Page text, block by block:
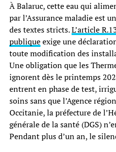
À Balaruc, cette eau qui
par l’Assurance maladie est
des textes stricts.L’article
publiqueexige une
toute modification des
Une obligation que les
ignorent dès le printemps
entrent en phase de test,
soins sans que l’Agence
Occitanie, la préfecture de
générale de la santé (DGS)
Pendant plus d’un an, le